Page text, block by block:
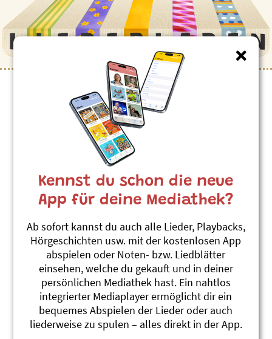
Kinderlieder zum Thema
”Müde”
Mümele
Christian Schenker und Grüüveli
Tüüfeli
Rocke wie die wilde Socke
#Ausruhen #Aufstehen #Müde
De Fuulpelz Baldrian
Billy & Benno
Wendelland mir chömed!
#Faultier #Müde
Augering
d Schlieremer Chind
Sunne, Mond & Stärne
#Müde
Kennst du schon die neue
App für deine Mediathek?
Ab sofort kannst du auch alle Lieder, Playbacks,
Hörgeschichten usw. mit der kostenlosen App
abspielen oder Noten- bzw. Liedblätter
einsehen, welche du gekauft und in deiner
persönlichen Mediathek hast. Ein nahtlos
integrierter Mediaplayer ermöglicht dir ein
bequemes Abspielen der Lieder oder auch
liederweise zu spulen – alles direkt in der App.